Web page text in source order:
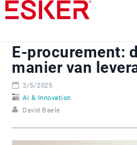
Skip
to
content
E-procurement:
manier van
3/5/2025
Ai & Innovation
David Baele